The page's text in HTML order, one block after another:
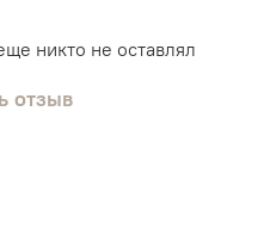
с конфетти
никто не оставлял
отзыв